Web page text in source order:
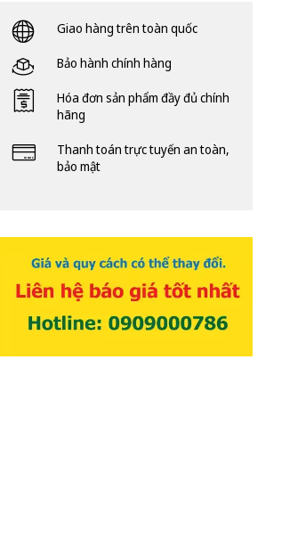
Giao hàng trên toàn quốc
Bảo hành chính hàng
Hóa đơn sản phẩm đầy đủ chính
hãng
Thanh toán trực tuyến an toàn,
bảo mật